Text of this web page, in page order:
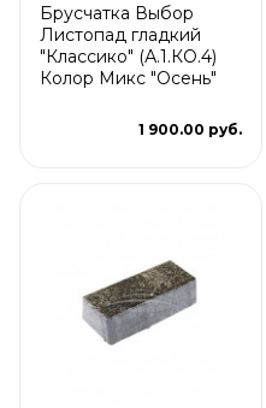
Брусчатка Выбор
Листопад гладкий
"Классико" (А.1.КО.4)
Колор Микс "Осень"
1 900.00 руб.